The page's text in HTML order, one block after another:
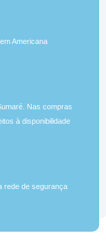
Americana
Nas compras
à disponibilidade
rede de segurança